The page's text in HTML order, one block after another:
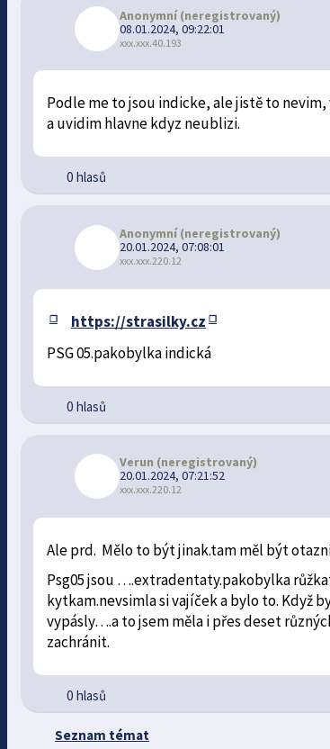
Anonymní(neregistrovaný)
08.01.2024, 09:22:01
xxx.xxx.40.193
Podle me to jsou indicke, ale jistě to
a uvidim hlavne kdyz neublizi.
0 hlasů
Anonymní(neregistrovaný)
20.01.2024, 07:08:01
xxx.xxx.220.12
https://strasilky.cz
PSG 05.pakobylka indická
0 hlasů
Verun (neregistrovaný)
20.01.2024, 07:21:52
xxx.xxx.220.12
Ale prd. Mělo to být jinak.tam měl být
Psg05 jsou ….extradentaty.pakobylka
kytkam.nevsimla si vajíček a bylo to. Když
vypásly….a to jsem měla i přes deset
zachránit.
0 hlasů
Seznam témat